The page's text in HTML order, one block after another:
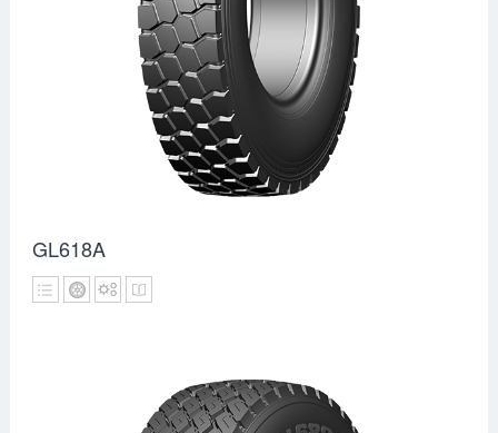
GL618A